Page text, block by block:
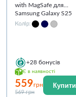
with MagSafe для
Samsung Galaxy S25
Ultra
Колір:
+28 бонусів
Є в наявності
559грн
569 грн
Купити